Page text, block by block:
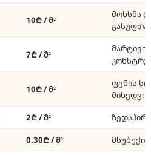
10₾ / მ²
მოხსნა
7₾ / მ²
მარტივი
10₾ / მ²
ფენის
2₾ / მ²
0.30₾ / მ² მსუბუქი